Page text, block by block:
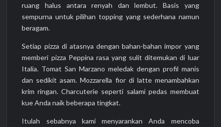
ruang halus antara renyah dan lembut. Basis yang
sempurna untuk pilihan topping yang sederhana namun
beragam.
Setiap pizza di atasnya dengan bahan-bahan impor yang
memberi pizza Peppina rasa yang sulit ditemukan di luar
Italia. Tomat San Marzano meledak dengan profil manis
dan sedikit asam. Mozzarella fior di latte menambahkan
krim ringan. Charcuterie seperti salami pedas membuat
kue Anda naik beberapa tingkat.
Itulah sebabnya kami menyarankan Anda mencoba